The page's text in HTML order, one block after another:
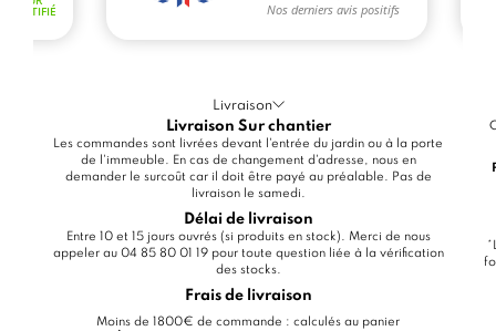
Livraison
Livraison Sur chantier
Les commandes sont livrées devant l'entrée du jardin ou à la porte
de l'immeuble. En cas de changement d'adresse, nous en
demander le surcoût car il doit être payé au préalable. Pas de
livraison le samedi.
Délai de livraison
Entre 10 et 15 jours ouvrés (si produits en stock). Merci de nous
appeler au 04 85 80 01 19 pour toute question liée à la vérification
des stocks.
Frais de livraison
Moins de 1800€ de commande : calculés au panier